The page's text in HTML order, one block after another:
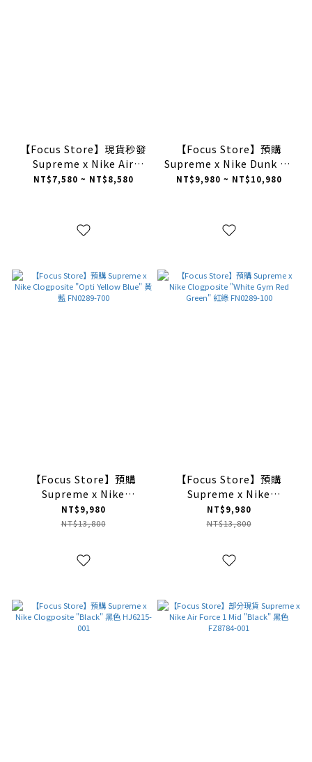
【Focus Store】現貨秒發
Supreme x Nike Air
Force 1 Low "Black /
102
NT$7,580 ~ NT$8,580
【Focus Store】預購
Supreme x Nike Dunk SB
Low Pro"Black / White
NT$9,980 ~ NT$10,980
【Focus Store】預購
Supreme x Nike
Clogposite "Opti Yellow
Blue" 黃藍 FN0289-700
NT$9,980
NT$13,800
【Focus Store】預購
Supreme x Nike
Clogposite "White Gym
Red Green" 紅綠 FN0289-
NT$9,980
NT$13,800